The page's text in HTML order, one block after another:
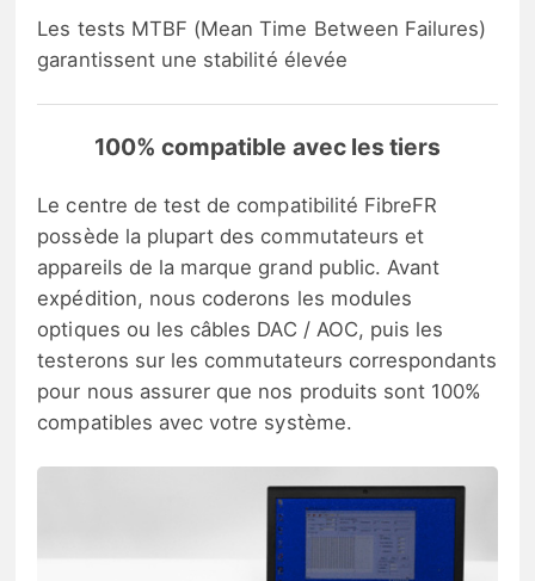
Les tests MTBF (Mean Time Between Failures)
garantissent une stabilité élevée
100% compatible avec les tiers
Le centre de test de compatibilité FibreFR
possède la plupart des commutateurs et
appareils de la marque grand public. Avant
expédition, nous coderons les modules
optiques ou les câbles DAC / AOC, puis les
testerons sur les commutateurs correspondants
pour nous assurer que nos produits sont 100%
compatibles avec votre système.